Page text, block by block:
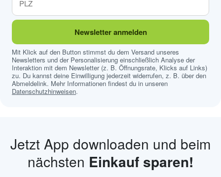
Newsletter anmelden
Mit Klick auf den Button stimmst du dem Versand unseres
Newsletters und der Personalisierung einschließlich Analyse der
Interaktion mit dem Newsletter (z. B. Öffnungsrate, Klicks auf Links)
zu. Du kannst deine Einwilligung jederzeit widerrufen, z. B. über den
Abmeldelink. Mehr Informationen findest du in unseren
Datenschutzhinweisen.
Jetzt App downloaden und beim
nächsten Einkauf sparen!